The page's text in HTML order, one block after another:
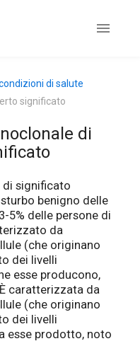
di salute
significato
di
di significato
benigno delle
5% delle persone di
da
(che originano
dei livelli
esse producono,
caratterizzata da
(che originano
dei livelli
esse prodotto, noto